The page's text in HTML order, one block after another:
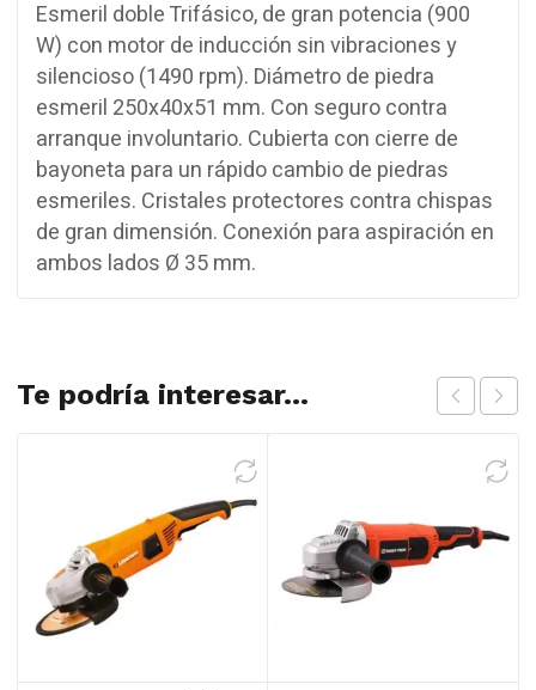
Esmeril doble Trifásico, de gran potencia (900
W) con motor de inducción sin vibraciones y
silencioso (1490 rpm). Diámetro de piedra
esmeril 250x40x51 mm. Con seguro contra
arranque involuntario. Cubierta con cierre de
bayoneta para un rápido cambio de piedras
esmeriles. Cristales protectores contra chispas
de gran dimensión. Conexión para aspiración en
ambos lados Ø 35 mm.
Te podría interesar...